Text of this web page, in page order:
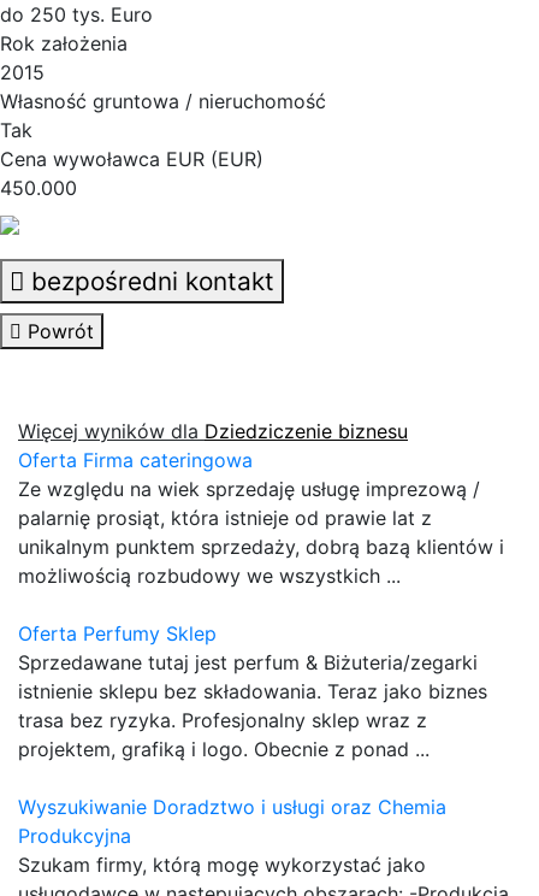
do 250 tys. Euro
Rok założenia
2015
Własność gruntowa / nieruchomość
Tak
Cena wywoławca EUR (EUR)
450.000
bezpośredni kontakt
Powrót
Więcej wyników dla Dziedziczenie biznesu
Oferta Firma cateringowa
Ze względu na wiek sprzedaję usługę imprezową /
palarnię prosiąt, która istnieje od prawie lat z
unikalnym punktem sprzedaży, dobrą bazą klientów i
możliwością rozbudowy we wszystkich ...
Oferta Perfumy Sklep
Sprzedawane tutaj jest perfum & Biżuteria/zegarki
istnienie sklepu bez składowania. Teraz jako biznes
trasa bez ryzyka. Profesjonalny sklep wraz z
projektem, grafiką i logo. Obecnie z ponad ...
Wyszukiwanie Doradztwo i usługi oraz Chemia
Produkcyjna
Szukam firmy, którą mogę wykorzystać jako